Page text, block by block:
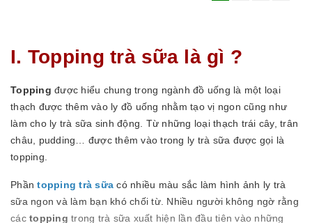
I. Topping trà sữa là gì ?
Topping được hiểu chung trong ngành đồ uống là một loại
thạch được thêm vào ly đồ uống nhằm tạo vị ngon cũng như
làm cho ly trà sữa sinh động. Từ những loại thạch trái cây, trân
châu, pudding… được thêm vào trong ly trà sữa được gọi là
topping.
Phần topping trà sữa có nhiều màu sắc làm hình ảnh ly trà
sữa ngon và làm bạn khó chối từ. Nhiều người không ngờ rằng
các topping trong trà sữa xuất hiện lần đầu tiên vào những